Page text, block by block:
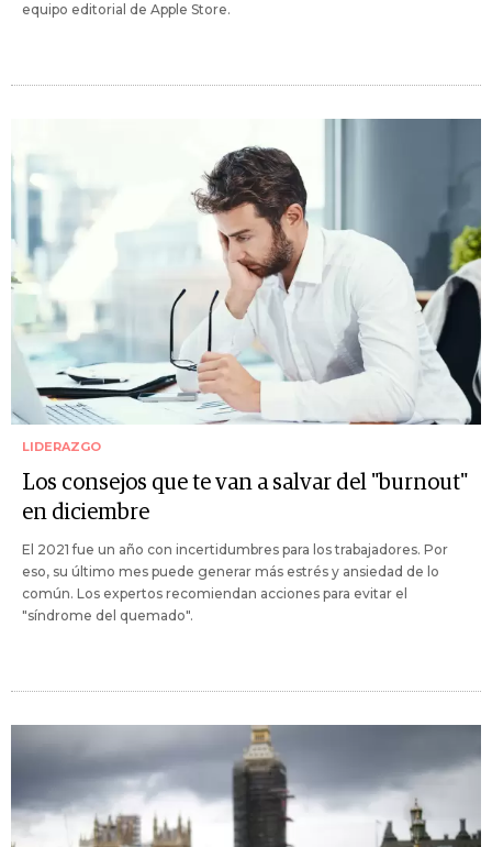
equipo editorial de Apple Store.
LIDERAZGO
Los consejos que te van a salvar del "burnout"
en diciembre
El 2021 fue un año con incertidumbres para los trabajadores. Por
eso, su último mes puede generar más estrés y ansiedad de lo
común. Los expertos recomiendan acciones para evitar el
"síndrome del quemado".